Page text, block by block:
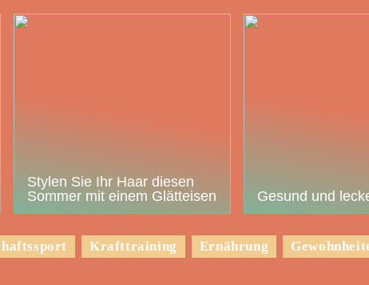
Stylen Sie Ihr Haar diesen
Sommer mit einem Glätteisen
Gesund und
Krafttraining Ernährung